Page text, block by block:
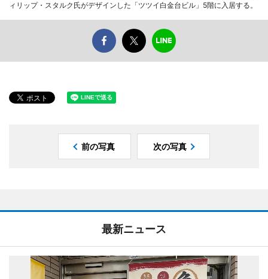
ィリップ・スタルク氏がデザインした「ツツイ白金台ビル」5階に入居する。
前の写真 次の写真
最新ニュース